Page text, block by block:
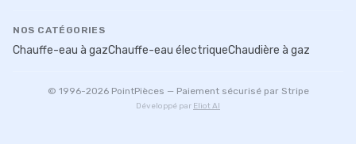
NOS CATÉGORIES
Chauffe-eau à gazChauffe-eau électriqueChaudière à gaz
© 1996-2026PointPièces — Paiement sécurisé par Stripe
Développé par Eliot AI